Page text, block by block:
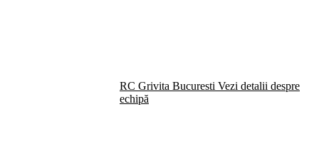
RC Grivita Bucuresti Vezi detalii despre
echipă